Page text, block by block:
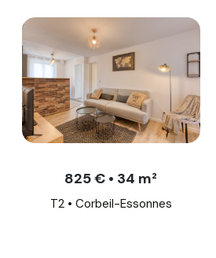
825 € • 34 m²
T2 • Corbeil-Essonnes